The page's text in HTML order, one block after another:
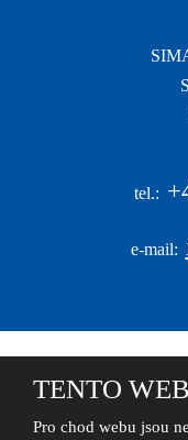
tel.:
e-mail:
© 2026, S I M A T ,
TENTO
Pro chod webu jsou